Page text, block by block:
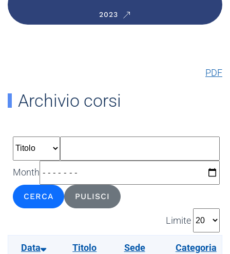
2023
PDF
Archivio corsi
Month
CERCA PULISCI
Limite
Data Titolo Sede Categoria